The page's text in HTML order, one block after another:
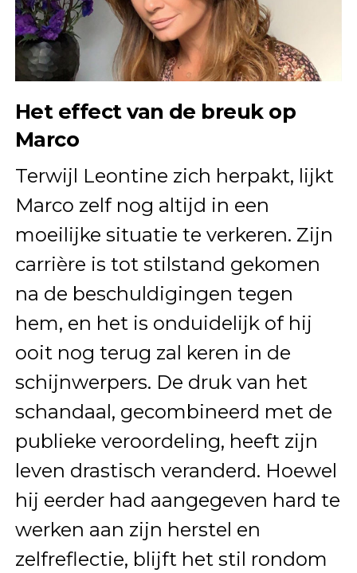
Het effect van de breuk op
Marco
Terwijl Leontine zich herpakt, lijkt
Marco zelf nog altijd in een
moeilijke situatie te verkeren. Zijn
carrière is tot stilstand gekomen
na de beschuldigingen tegen
hem, en het is onduidelijk of hij
ooit nog terug zal keren in de
schijnwerpers. De druk van het
schandaal, gecombineerd met de
publieke veroordeling, heeft zijn
leven drastisch veranderd. Hoewel
hij eerder had aangegeven hard te
werken aan zijn herstel en
zelfreflectie, blijft het stil rondom